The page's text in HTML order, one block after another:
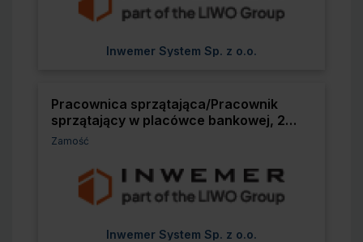
Pracodawca:Inwemer System Sp. z o.o.
Pracownica sprzątająca/Pracownik
sprzątający w placówce bankowej, 2
godziny dziennie - Zamość, ul.
Lokalizacja:
Zamość
Pracodawca:Inwemer System Sp. z o.o.